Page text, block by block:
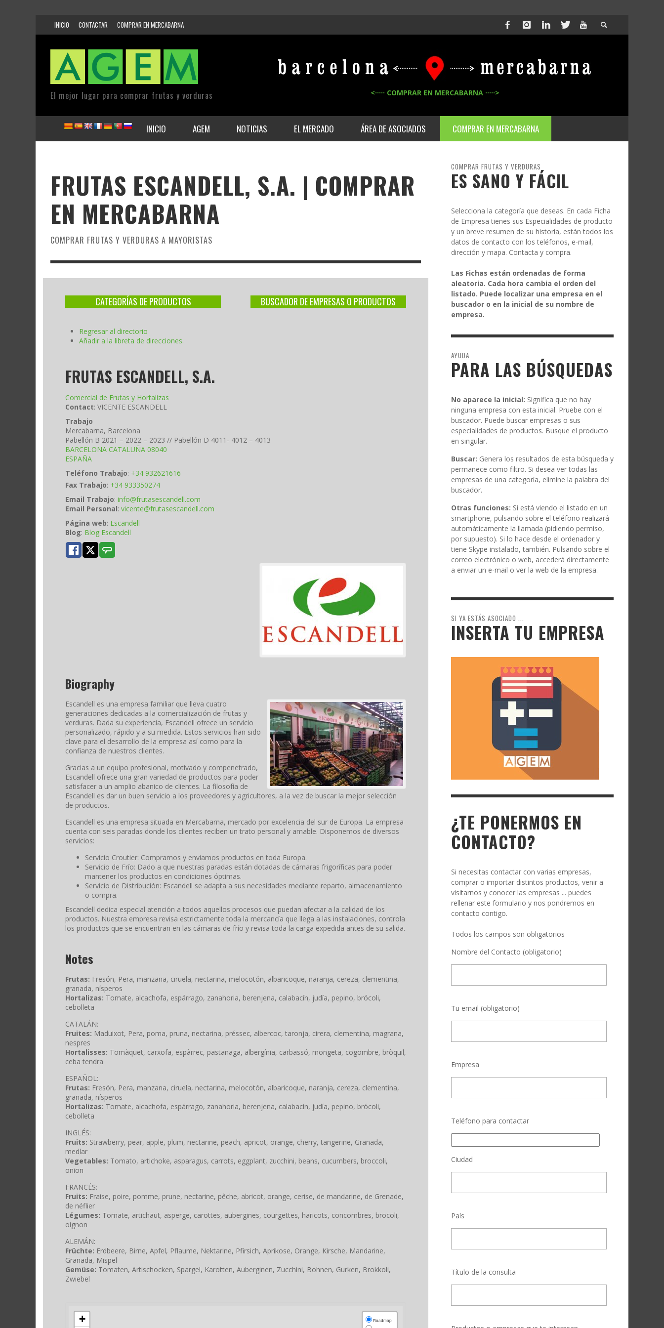
INICIO CONTACTAR COMPRAR EN MERCABARNA
El mejor lugar para comprar frutas y verduras <····· COMPRAR EN MERCABARNA ·····>
INICIO AGEM NOTICIAS EL MERCADO ÁREA DE ASOCIADOS COMPRAR EN MERCABARNA
FRUTAS ESCANDELL, S.A. | COMPRAR
EN MERCABARNA
COMPRAR FRUTAS Y VERDURAS A MAYORISTAS
CATEGORÍAS DE PRODUCTOS BUSCADOR DE EMPRESAS O PRODUCTOS
Regresar al directorio
Añadir a la libreta de direcciones.
FRUTAS ESCANDELL, S.A.
Comercial de Frutas y Hortalizas
Contact: VICENTE ESCANDELL
Trabajo
Mercabarna, Barcelona
Pabellón B 2021 – 2022 – 2023 // Pabellón D 4011- 4012 – 4013
BARCELONA CATALUÑA 08040
ESPAÑA
Teléfono Trabajo: +34 932621616
Fax Trabajo: +34 933350274
Email Trabajo: info@frutasescandell.com
Email Personal: vicente@frutasescandell.com
Página web: Escandell
Blog: Blog Escandell
Biography
Escandell es una empresa familiar que lleva cuatro
generaciones dedicadas a la comercialización de frutas y
verduras. Dada su experiencia, Escandell ofrece un servicio
personalizado, rápido y a su medida. Estos servicios han sido
clave para el desarrollo de la empresa así como para la
confianza de nuestros clientes.
Gracias a un equipo profesional, motivado y compenetrado,
Escandell ofrece una gran variedad de productos para poder
satisfacer a un amplio abanico de clientes. La filosofía de
Escandell es dar un buen servicio a los proveedores y agricultores, a la vez de buscar la mejor selección
de productos.
Escandell es una empresa situada en Mercabarna, mercado por excelencia del sur de Europa. La empresa
cuenta con seis paradas donde los clientes reciben un trato personal y amable. Disponemos de diversos
servicios:
Servicio Croutier: Compramos y enviamos productos en toda Europa.
Servicio de Frío: Dado a que nuestras paradas están dotadas de cámaras frigoríficas para poder
mantener los productos en condiciones óptimas.
Servicio de Distribución: Escandell se adapta a sus necesidades mediante reparto, almacenamiento
o compra.
Escandell dedica especial atención a todos aquellos procesos que puedan afectar a la calidad de los
productos. Nuestra empresa revisa estrictamente toda la mercancía que llega a las instalaciones, controla
los productos que se encuentran en las cámaras de frío y revisa toda la carga expedida antes de su salida.
Notes
Frutas: Fresón, Pera, manzana, ciruela, nectarina, melocotón, albaricoque, naranja, cereza, clementina,
granada, nísperos
Hortalizas: Tomate, alcachofa, espárrago, zanahoria, berenjena, calabacín, judía, pepino, brócoli,
cebolleta
CATALÁN:
Fruites: Maduixot, Pera, poma, pruna, nectarina, préssec, albercoc, taronja, cirera, clementina, magrana,
nespres
Hortalisses: Tomàquet, carxofa, espàrrec, pastanaga, albergínia, carbassó, mongeta, cogombre, bròquil,
ceba tendra
ESPAÑOL:
Frutas: Fresón, Pera, manzana, ciruela, nectarina, melocotón, albaricoque, naranja, cereza, clementina,
granada, nísperos
Hortalizas: Tomate, alcachofa, espárrago, zanahoria, berenjena, calabacín, judía, pepino, brócoli,
cebolleta
INGLÉS:
Fruits: Strawberry, pear, apple, plum, nectarine, peach, apricot, orange, cherry, tangerine, Granada,
medlar
Vegetables: Tomato, artichoke, asparagus, carrots, eggplant, zucchini, beans, cucumbers, broccoli,
onion
FRANCÉS:
Fruits: Fraise, poire, pomme, prune, nectarine, pêche, abricot, orange, cerise, de mandarine, de Grenade,
de néflier
Légumes: Tomate, artichaut, asperge, carottes, aubergines, courgettes, haricots, concombres, brocoli,
oignon
ALEMÁN:
Früchte: Erdbeere, Birne, Apfel, Pflaume, Nektarine, Pfirsich, Aprikose, Orange, Kirsche, Mandarine,
Granada, Mispel
Gemüse: Tomaten, Artischocken, Spargel, Karotten, Auberginen, Zucchini, Bohnen, Gurken, Brokkoli,
Zwiebel
+
Roadmap
COMPRAR FRUTAS Y VERDURAS
ES SANO Y FÁCIL
Selecciona la categoría que deseas. En cada Ficha
de Empresa tienes sus Especialidades de producto
y un breve resumen de su historia, están todos los
datos de contacto con los teléfonos, e-mail,
dirección y mapa. Contacta y compra.
Las Fichas están ordenadas de forma
aleatoria. Cada hora cambia el orden del
listado. Puede localizar una empresa en el
buscador o en la inicial de su nombre de
empresa.
AYUDA
PARA LAS BÚSQUEDAS
No aparece la inicial: Significa que no hay
ninguna empresa con esta inicial. Pruebe con el
buscador. Puede buscar empresas o sus
especialidades de productos. Busque el producto
en singular.
Buscar: Genera los resultados de esta búsqueda y
permanece como filtro. Si desea ver todas las
empresas de una categoría, elimine la palabra del
buscador.
Otras funciones: Si está viendo el listado en un
smartphone, pulsando sobre el teléfono realizará
automáticamente la llamada (pidiendo permiso,
por supuesto). Si lo hace desde el ordenador y
tiene Skype instalado, también. Pulsando sobre el
correo electrónico o web, accederá directamente
a enviar un e-mail o ver la web de la empresa.
SI YA ESTÁS ASOCIADO ...
INSERTA TU EMPRESA
¿TE PONERMOS EN
CONTACTO?
Si necesitas contactar con varias empresas,
comprar o importar distintos productos, venir a
visitarnos y conocer las empresas ... puedes
rellenar este formulario y nos pondremos en
contacto contigo.
Todos los campos son obligatorios
Nombre del Contacto (obligatorio)
Tu email (obligatorio)
Empresa
Teléfono para contactar
Ciudad
País
Título de la consulta